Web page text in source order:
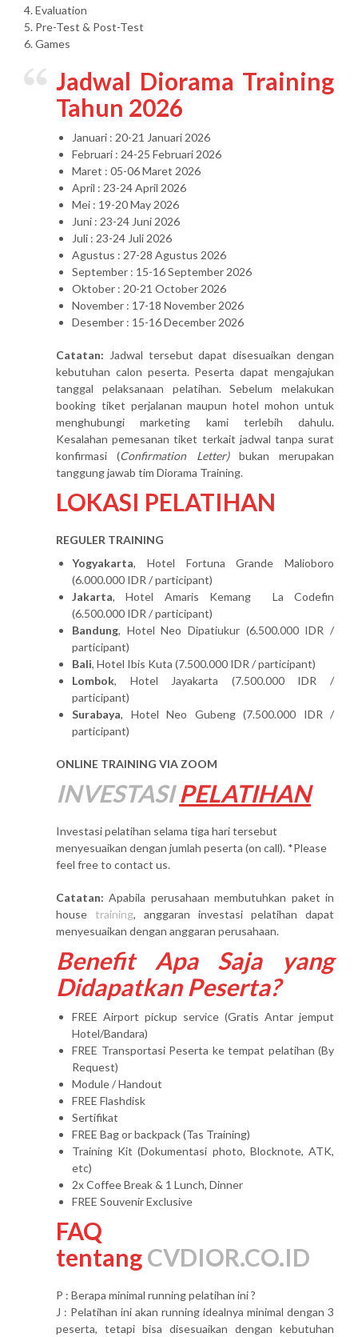
4. Evaluation
5. Pre-Test & Post-Test
6. Games
Jadwal Diorama Training
Tahun 2026
Januari : 20-21 Januari 2026
Februari : 24-25 Februari 2026
Maret : 05-06 Maret 2026
April : 23-24 April 2026
Mei : 19-20 May 2026
Juni : 23-24 Juni 2026
Juli : 23-24 Juli 2026
Agustus : 27-28 Agustus 2026
September : 15-16 September 2026
Oktober : 20-21 October 2026
November : 17-18 November 2026
Desember : 15-16 December 2026
Catatan: Jadwal tersebut dapat disesuaikan dengan
kebutuhan calon peserta. Peserta dapat mengajukan
tanggal pelaksanaan pelatihan. Sebelum melakukan
booking tiket perjalanan maupun hotel mohon untuk
menghubungi marketing kami terlebih dahulu.
Kesalahan pemesanan tiket terkait jadwal tanpa surat
konfirmasi (Confirmation Letter)bukan merupakan
tanggung jawab tim Diorama Training.
LOKASI PELATIHAN
REGULER TRAINING
Yogyakarta, Hotel Fortuna Grande Malioboro
(6.000.000 IDR / participant)
Jakarta, Hotel Amaris Kemang La Codefin
(6.500.000 IDR / participant)
Bandung, Hotel Neo Dipatiukur (6.500.000 IDR /
participant)
Bali, Hotel Ibis Kuta (7.500.000 IDR / participant)
Lombok, Hotel Jayakarta (7.500.000 IDR /
participant)
Surabaya, Hotel Neo Gubeng (7.500.000 IDR /
participant)
ONLINE TRAINING VIA ZOOM
INVESTASI PELATIHAN
Investasi pelatihan selama tiga hari tersebut
menyesuaikan dengan jumlah peserta (on call). *Please
feel free to contact us.
Catatan: Apabila perusahaan membutuhkan paket in
house training, anggaran investasi pelatihan dapat
menyesuaikan dengan anggaran perusahaan.
Benefit Apa Saja yang
Didapatkan Peserta?
FREE Airport pickup service (Gratis Antar jemput
Hotel/Bandara)
FREE Transportasi Peserta ke tempat pelatihan (By
Request)
Module / Handout
FREE Flashdisk
Sertifikat
FREE Bag or backpack (Tas Training)
Training Kit (Dokumentasi photo, Blocknote, ATK,
etc)
2x Coffee Break & 1 Lunch, Dinner
FREE Souvenir Exclusive
FAQ
tentangCVDIOR.CO.ID
P : Berapa minimal running pelatihan ini ?
J : Pelatihan ini akan running idealnya minimal dengan 3
peserta, tetapi bisa disesuaikan dengan kebutuhan